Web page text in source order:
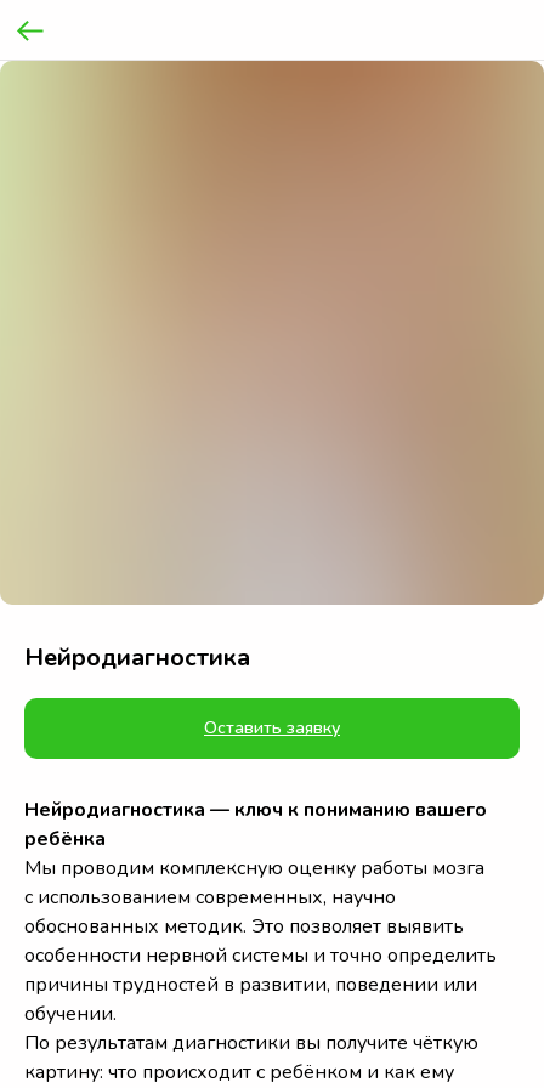
Нейродиагностика
Оставить заявку
Нейродиагностика — ключ к пониманию вашего
ребёнка
Мы проводим комплексную оценку работы мозга
с использованием современных, научно
обоснованных методик. Это позволяет выявить
особенности нервной системы и точно определить
причины трудностей в развитии, поведении или
обучении.
По результатам диагностики вы получите чёткую
картину: что происходит с ребёнком и как ему